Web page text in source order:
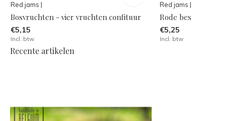
Red jams |
Bosvruchten - vier vruchten confituur
€5,15
Incl. btw
Red jams |
Rode bes
€5,25
Incl. btw
Recente artikelen